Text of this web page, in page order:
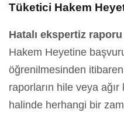
Tüketici Hakem
Hatalı ekspertiz raporu
Hakem Heyetine
öğrenilmesinden itibaren
raporların hile veya
halinde herhangi bir